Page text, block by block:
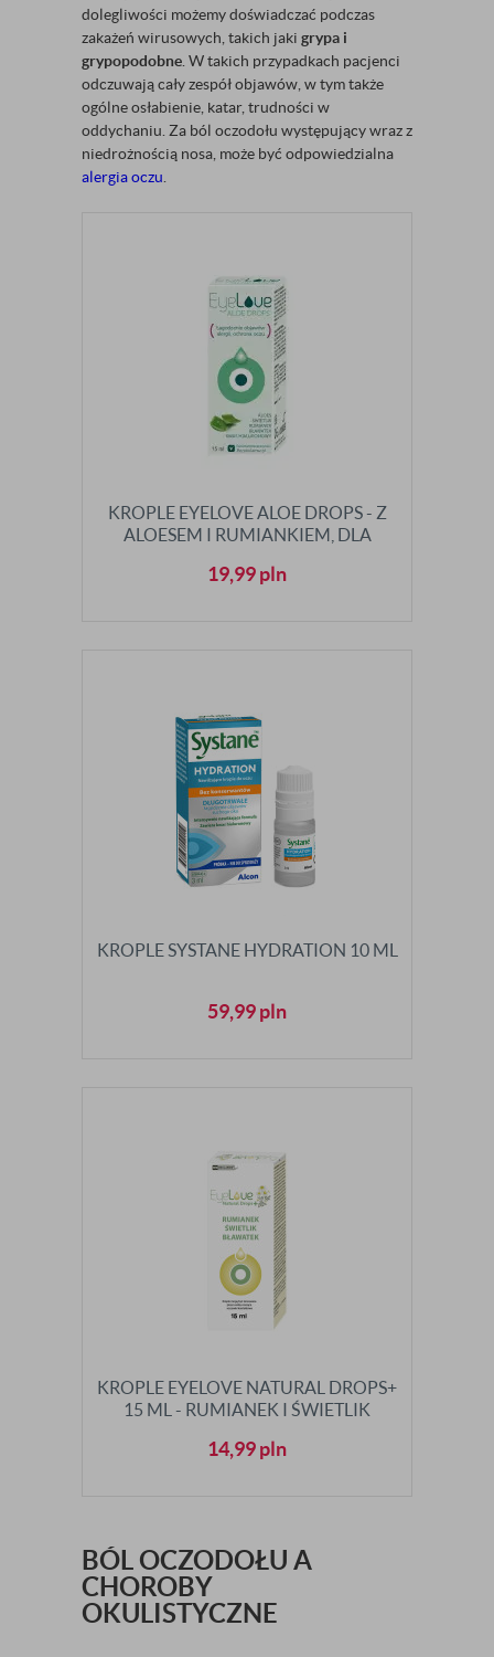
dolegliwości możemy doświadczać podczas
zakażeń wirusowych, takich jaki grypa i
grypopodobne . W takich przypadkach pacjenci
odczuwają cały zespół objawów, w tym także
ogólne osłabienie, katar, trudności w
oddychaniu. Za ból oczodołu występujący wraz z
niedrożnością nosa, może być odpowiedzialna
alergia oczu
KROPLE EYELOVE ALOE DROPS - Z
ALOESEM I RUMIANKIEM, DLA
19,99pln
KROPLE SYSTANE HYDRATION 10 ML
59,99pln
KROPLE EYELOVE NATURAL DROPS+
15 ML - RUMIANEK I ŚWIETLIK
14,99pln
BÓL OCZODOŁU A
CHOROBY
OKULISTYCZNE